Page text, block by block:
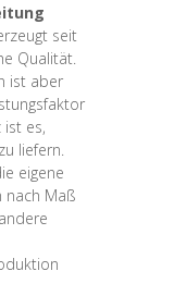
seit
Qualität.
ist aber
es,
liefern.
eigene
nach Maß